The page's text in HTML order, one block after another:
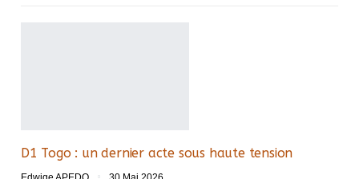
D1 Togo : un dernier acte sous haute tension